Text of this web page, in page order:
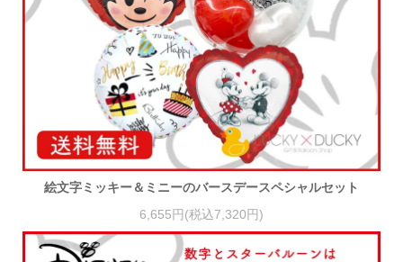
絵文字ミッキー＆ミニーのバースデースペシャルセット
6,655円(税込7,320円)